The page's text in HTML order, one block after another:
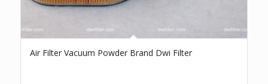
Air Filter Vacuum Powder Brand Dwi Filter